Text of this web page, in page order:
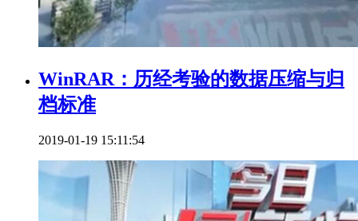
WinRAR：历经考验的数据压缩与归
档标准
2019-01-19 15:11:54